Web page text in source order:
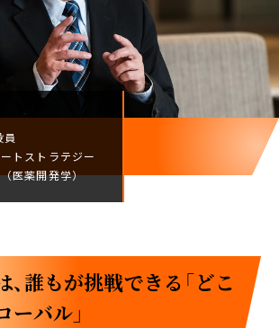
員
ト ストラテジー
医薬開発学）
誰もが挑戦できる「どこ
バル」